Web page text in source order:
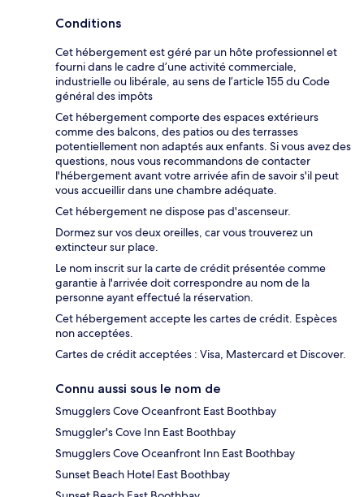
Conditions
Cet hébergement est géré par un hôte professionnel et
fourni dans le cadre d’une activité commerciale,
industrielle ou libérale, au sens de l’article 155 du Code
général des impôts
Cet hébergement comporte des espaces extérieurs
comme des balcons, des patios ou des terrasses
potentiellement non adaptés aux enfants. Si vous avez des
questions, nous vous recommandons de contacter
l'hébergement avant votre arrivée afin de savoir s'il peut
vous accueillir dans une chambre adéquate.
Cet hébergement ne dispose pas d'ascenseur.
Dormez sur vos deux oreilles, car vous trouverez un
extincteur sur place.
Le nom inscrit sur la carte de crédit présentée comme
garantie à l'arrivée doit correspondre au nom de la
personne ayant effectué la réservation.
Cet hébergement accepte les cartes de crédit. Espèces
non acceptées.
Cartes de crédit acceptées : Visa, Mastercard et Discover.
Connu aussi sous le nom de
Smugglers Cove Oceanfront East Boothbay
Smuggler's Cove Inn East Boothbay
Smugglers Cove Oceanfront Inn East Boothbay
Sunset Beach Hotel East Boothbay